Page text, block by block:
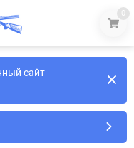
0
сайт